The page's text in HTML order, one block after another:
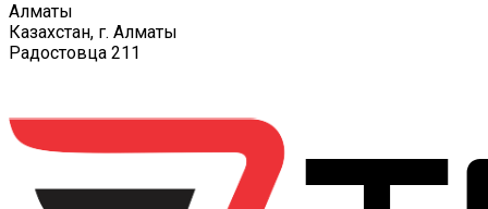
Алматы
Казахстан, г. Алматы
Радостовца 211